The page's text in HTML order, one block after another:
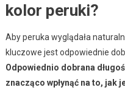
kolor peruki?
Aby peruka wyglądała
kluczowe jest odpowiednie
Odpowiednio dobrana
znacząco wpłynąć na to, jak